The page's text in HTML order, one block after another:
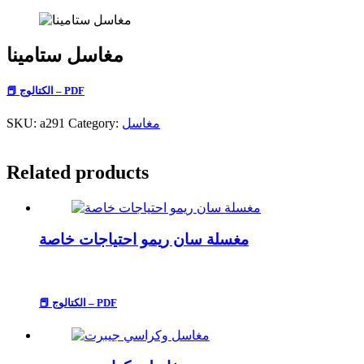
مغاسل ستامينا
📕 الكتالوج – PDF
SKU: a291 Category: مغاسل
Related products
مغسلة سان ريمو احتياجات خاصة
📕 الكتالوج – PDF